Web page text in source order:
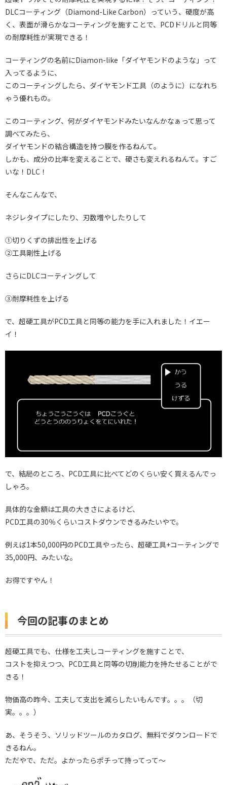
DLCコーティング（Diamond-Like Carbon）っていう、硬度が高
く、表面が滑らかなコーティングを施すことで、PCDドリルと同等
の耐摩耗性が実現できる！
コーティングの名前にDiamon-like「ダイヤモンドのような」って
入ってるように、
このコーティングしたら、ダイヤモンド工具（のように）になれち
ゃう優れもの。
このコーティング、何がダイヤモンドみたいなんかなぁって思って
調べてみたら、
ダイヤモンドの結合構造を持つ膜を作るねんて。
しかも、成分の比率を変えることで、硬さも変えれるねんて。すご
いな！DLC！
そんなこんなで、
ネジレタイプにしたり、刃数増やしたりして
①切りくずの排出性を上げる
②工具剛性上げる
さらにDLCコーティングして
③耐摩耗性を上げる
で、超硬工具がPCD工具と同等の能力を手に入れました！イエー
イ！
で、結局のところ、PCD工具に比べてどのくらい安く買えるんでっ
しゃろ。
具体的な金額は工具の大きさによるけど、
PCD工具の30％くらいコストダウンできるみたいやで。
例えば1本50,000円のPCD工具やったら、超硬工具+コーティングで
35,000円、みたいな。
お得ですやん！
今回の記事のまとめ
超硬工具でも、仕様を工夫しコーティングを施すことで、
コストを抑えつつ、PCD工具と同等の切削能力を持たせることがで
きる！
物価高の昨今、工夫して支出を減らしたいもんです。。。（切
実。。。）
あ、そうそう、ソリッドツールのカタログ、無料でダウンロードで
きるねん。
ただやで、ただ。よかったらポチって持ってって～